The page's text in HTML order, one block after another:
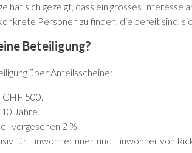
hat sich gezeigt, dass ein grosses Interesse
Personen zu finden, die bereit sind,
Beteiligung?
über Anteilsscheine:
CHF 500.–
Jahre
vorgesehen 2 %
für Einwohnerinnen und Einwohner von